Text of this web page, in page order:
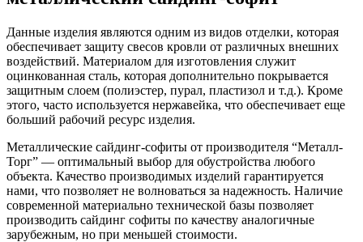
Данные изделия являются одним из видов отделки, которая
обеспечивает защиту свесов кровли от различных внешних
воздействий. Материалом для изготовления служит
оцинкованная сталь, которая дополнительно покрывается
защитным слоем (полиэстер, пурал, пластизол и т.д.). Кроме
этого, часто используется нержавейка, что обеспечивает еще
больший рабочий ресурс изделия.
Металлические сайдинг-софиты от производителя “Металл-
Торг” — оптимальный выбор для обустройства любого
объекта. Качество производимых изделий гарантируется
нами, что позволяет не волноваться за надежность. Наличие
современной материально технической базы позволяет
производить сайдинг софиты по качеству аналогичные
зарубежным, но при меньшей стоимости.